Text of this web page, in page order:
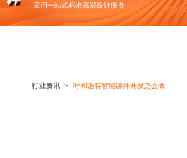
采用一站式标准高端设计服务
行业资讯 呼和浩特智能课件开发怎么做